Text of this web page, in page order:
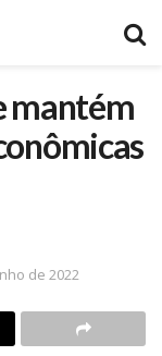
mantém
de 2022